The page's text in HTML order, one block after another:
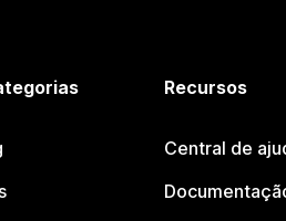
Recursos
Central de